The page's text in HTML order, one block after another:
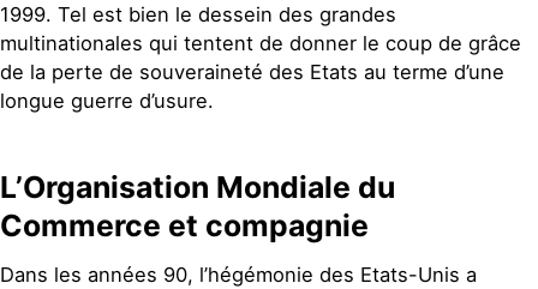
1999. Tel est bien le dessein des grandes
multinationales qui tentent de donner le coup de grâce
de la perte de souveraineté des Etats au terme d’une
longue guerre d’usure.
L’Organisation Mondiale du
Commerce et compagnie
Dans les années 90, l’hégémonie des Etats-Unis a